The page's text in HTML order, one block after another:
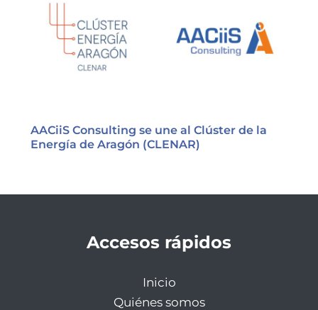
AACiiS Consulting se une al Clúster de la
Energía de Aragón (CLENAR)
Accesos rápidos
Inicio
Quiénes somos